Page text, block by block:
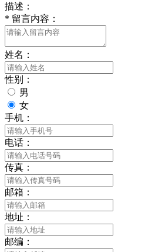
描述：
* 留言内容：
姓名：
性别：
男
女
手机：
电话：
传真：
邮箱：
地址：
邮编：